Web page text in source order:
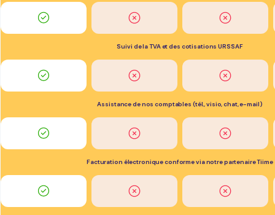
Suivi de la TVA et des cotisations URSSAF
Assistance de nos comptables (tél., visio, chat, e-mail)
Facturation électronique conforme via notre partenaire Tiime